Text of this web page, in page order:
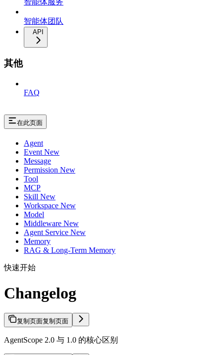
智能体服务
智能体团队
API
其他
FAQ
在此页面
Agent
Event New
Message
Permission New
Tool
MCP
Skill New
Workspace New
Model
Middleware New
Agent Service New
Memory
RAG & Long-Term Memory
快速开始
Changelog
复制页面复制页面
AgentScope 2.0 与 1.0 的核心区别